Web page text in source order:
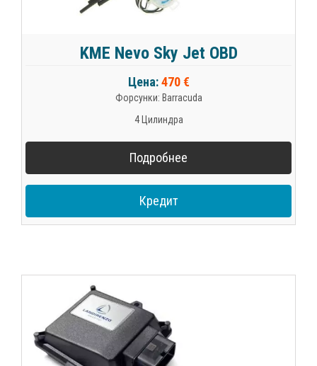
KME Nevo Sky Jet OBD
Цена:470 €
Форсунки: Barracuda
4 Цилиндра
Подробнее
Кредит